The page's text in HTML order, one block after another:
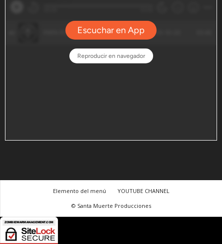
Elemento del menú
YOUTUBE CHANNEL
© Santa Muerte Producciones